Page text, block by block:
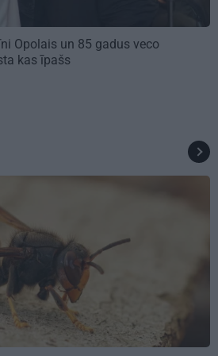
Opolais un 85 gadus veco
kas īpašs